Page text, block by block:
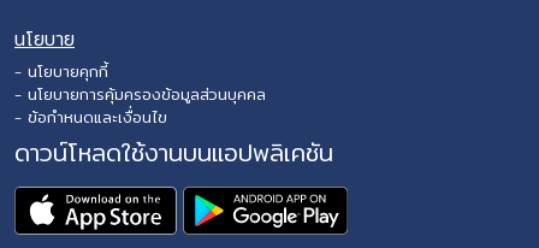
นโยบาย
- นโยบายคุกกี้
- นโยบายการคุ้มครองข้อมูลส่วนบุคคล
- ข้อกำหนดและเงื่อนไข
ดาวน์โหลดใช้งานบนแอปพลิเคชัน